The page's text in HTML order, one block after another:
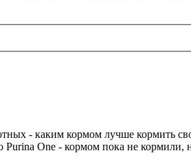
- каким кормом лучше кормить
One - кормом пока не кормили,